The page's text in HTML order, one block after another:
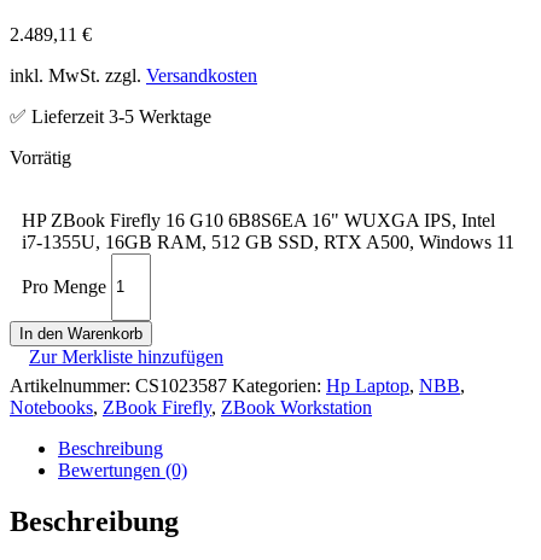
2.489,11 €
inkl. MwSt. zzgl. Versandkosten
✅ Lieferzeit 3-5 Werktage
HP ZBook Firefly 16 G10 6B8S6EA 16" WUXGA IPS, Intel
i7-1355U, 16GB RAM, 512 GB SSD, RTX A500, Windows 11
Pro Menge
In den Warenkorb
Zur Merkliste hinzufügen
Artikelnummer: CS1023587 Kategorien: Hp Laptop, NBB,
Notebooks, ZBook Firefly, ZBook Workstation
Beschreibung
Bewertungen (0)
Beschreibung